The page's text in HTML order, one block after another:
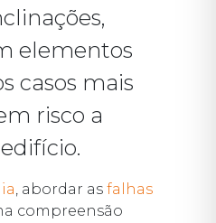
elementos
casos mais
risco a
, abordar as falhas
compreensão